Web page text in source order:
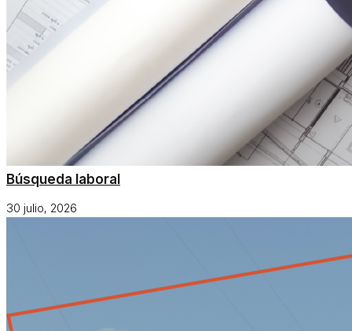
Búsqueda laboral
30 julio, 2026